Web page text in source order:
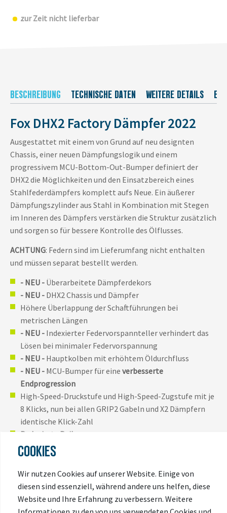
zur Zeit nicht lieferbar
BESCHREIBUNG TECHNISCHE DATEN WEITERE DETAILS
Fox DHX2 Factory Dämpfer 2022
Ausgestattet mit einem von Grund auf neu designten
Chassis, einer neuen Dämpfungslogik und einem
progressivem MCU-Bottom-Out-Bumper definiert der
DHX2 die Möglichkeiten und den Einsatzbereich eines
Stahlfederdämpfers komplett aufs Neue. Ein äußerer
Dämpfungszylinder aus Stahl in Kombination mit Stegen
im Inneren des Dämpfers verstärken die Struktur zusätzlich
und sorgen so für bessere Kontrolle des Ölflusses.
ACHTUNG: Federn sind im Lieferumfang nicht enthalten
und müssen separat bestellt werden.
- NEU - Überarbeitete Dämpferdekors
- NEU - DHX2 Chassis und Dämpfer
Höhere Überlappung der Schaftführungen bei
metrischen Längen
- NEU - Indexierter Federvorspannteller verhindert das
Lösen bei minimaler Federvorspannung
- NEU - Hauptkolben mit erhöhtem Öldurchfluss
- NEU - MCU-Bumper für eine verbesserte
Endprogression
High-Speed-Druckstufe und High-Speed-Zugstufe mit je
8 Klicks, nun bei allen GRIP2 Gabeln und X2 Dämpfern
identische Klick-Zahl
Reduzierte Reibung
High-Speed-Zugstufe nun mit VVC (Variable Valve
Control)
Lineare Dämpfungscharakteristikfür bessere
Feinabstimmung und mehr Kontrolle bei schnell
aufeinander folgenden Schlägen
Extrem reibungsarme und haltbare Oberflächen
COOKIES
Wir nutzen Cookies auf unserer Website. Einige von
diesen sind essenziell, während andere uns helfen, diese
Website und Ihre Erfahrung zu verbessern. Weitere